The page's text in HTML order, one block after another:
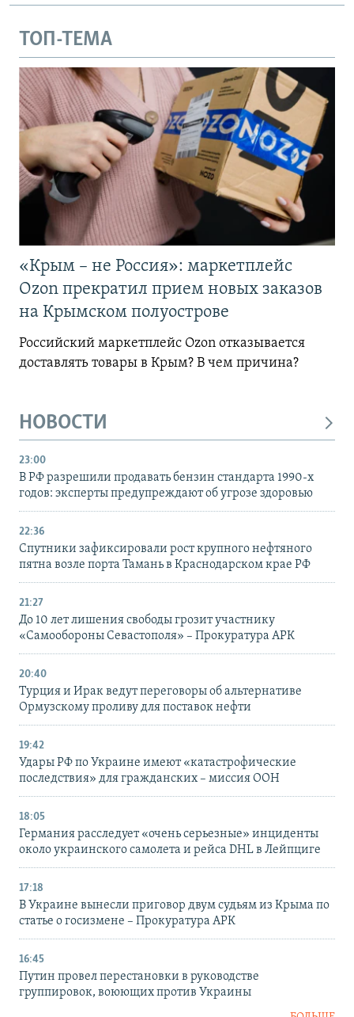
ТОП-ТЕМА
«Крым – не Россия»: маркетплейс
Ozon прекратил прием новых заказов
на Крымском полуострове
Российский маркетплейс Ozon отказывается
доставлять товары в Крым? В чем причина?
НОВОСТИ
23:00
В РФ разрешили продавать бензин стандарта 1990-х
годов: эксперты предупреждают об угрозе здоровью
22:36
Спутники зафиксировали рост крупного нефтяного
пятна возле порта Тамань в Краснодарском крае РФ
21:27
До 10 лет лишения свободы грозит участнику
«Самообороны Севастополя» – Прокуратура АРК
20:40
Турция и Ирак ведут переговоры об альтернативе
Ормузскому проливу для поставок нефти
19:42
Удары РФ по Украине имеют «катастрофические
последствия» для гражданских – миссия ООН
18:05
Германия расследует «очень серьезные» инциденты
около украинского самолета и рейса DHL в Лейпциге
17:18
В Украине вынесли приговор двум судьям из Крыма по
статье о госизмене – Прокуратура АРК
16:45
Путин провел перестановки в руководстве
группировок, воюющих против Украины